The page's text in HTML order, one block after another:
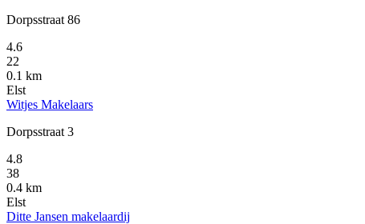
Dorpsstraat 86
4.6
22
0.1 km
Elst
Witjes Makelaars
Dorpsstraat 3
4.8
38
0.4 km
Elst
Ditte Jansen makelaardij